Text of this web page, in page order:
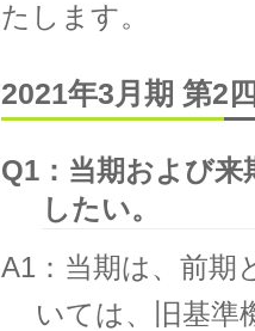
たします。
2021年3月期 第2
Q1：当期および
したい。
A1：当期は、前期
いては、旧基準